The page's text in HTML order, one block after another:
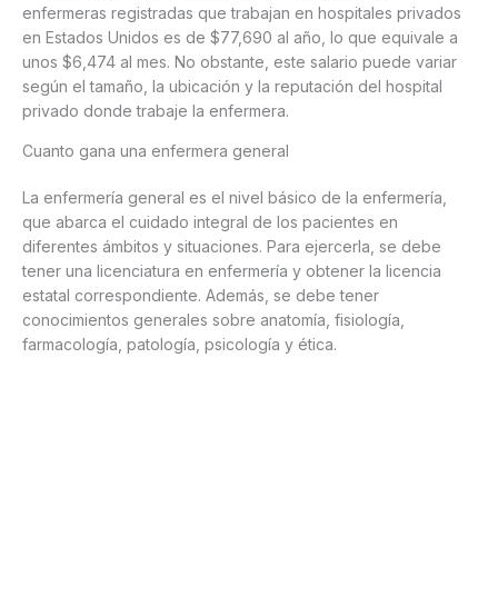
enfermeras registradas que trabajan en hospitales privados
en Estados Unidos es de $77,690 al año, lo que equivale a
unos $6,474 al mes. No obstante, este salario puede variar
según el tamaño, la ubicación y la reputación del hospital
privado donde trabaje la enfermera.
Cuanto gana una enfermera general
La enfermería general es el nivel básico de la enfermería,
que abarca el cuidado integral de los pacientes en
diferentes ámbitos y situaciones. Para ejercerla, se debe
tener una licenciatura en enfermería y obtener la licencia
estatal correspondiente. Además, se debe tener
conocimientos generales sobre anatomía, fisiología,
farmacología, patología, psicología y ética.